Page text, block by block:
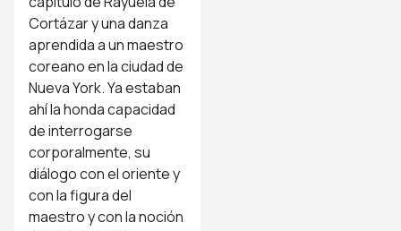
Cortázar y una danza
aprendida a un maestro
coreano en la ciudad de
Nueva York. Ya estaban
ahí la honda capacidad
de interrogarse
corporalmente, su
diálogo con el oriente y
con la figura del
maestro y con la noción